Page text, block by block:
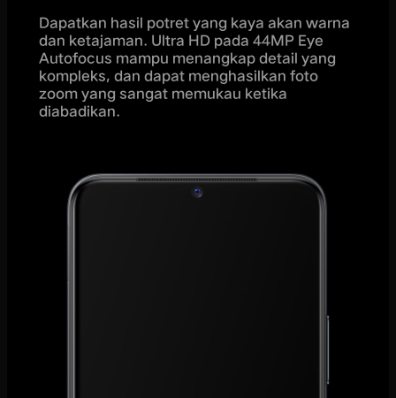
Dapatkan hasil potret yang kaya akan warna
dan ketajaman. Ultra HD pada 44MP Eye
Autofocus mampu menangkap detail yang
kompleks, dan dapat menghasilkan foto
zoom yang sangat memukau ketika
diabadikan.